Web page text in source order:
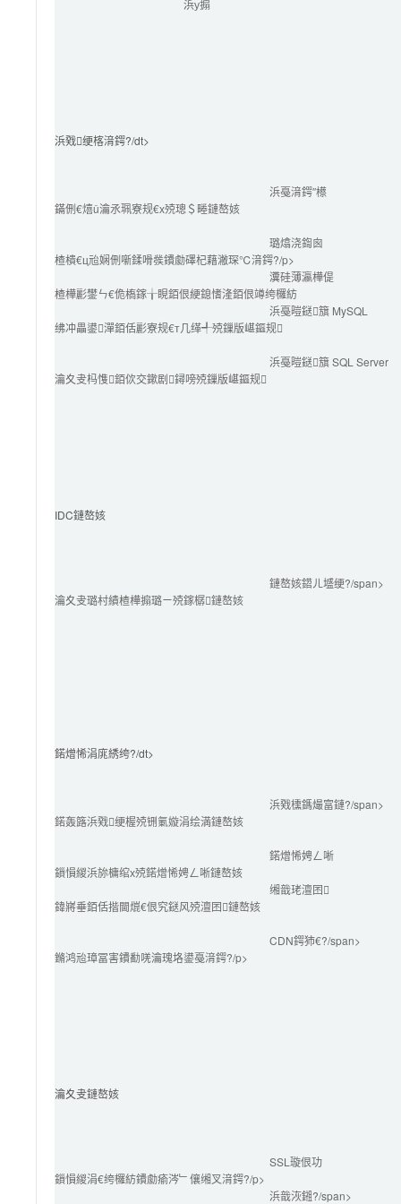
浜у搧
浜戣绠楁湇鍔?/dt>
浜戞湇鍔″櫒
鏋侀€熺ǔ瀹氶珮寮规€х殑璁＄畻鏈嶅姟
璐熻浇鍧囪
楂樻€ц兘娴侀噺鍒嗗彂鐨勮礋杞藉潎琛℃湇鍔?/p>
瀵硅薄瀛樺偍
楂樺彲鐢ㄣ€佹槗鎵╁睍銆佷綆鎴愭湰銆佷竴绔欏紡
浜戞暟鎹簱 MySQL
绋冲畾鍙潬銆佸彲寮规€т几缂╃殑鏁版嵁鏂规
浜戞暟鎹簱 SQL Server
瀹夊叏杩愯銆佽交鏉剧鐞嗙殑鏁版嵁鏂规
IDC鏈嶅姟
鏈嶅姟鍣ㄦ墭绠?/span>
瀹夊叏璐村績楂樺搧璐ㄧ殑鎵樼鏈嶅姟
鍩熷悕涓庣綉绔?/dt>
浜戣櫄鎷熶富鏈?/span>
鍩轰簬浜戣绠楃殑铏氭嫙涓绘満鏈嶅姟
鍩熷悕娉ㄥ唽
鎻愪緵浜旀槦绾х殑鍩熷悕娉ㄥ唽鏈嶅姟
缃戠珯澶囨
鍏嶈垂銆佸揩閫熴€佷究鎹风殑澶囨鏈嶅姟
CDN鍔犻€?/span>
鏅鸿兘璋冨害鐨勫唴瀹瑰垎鍙戞湇鍔?/p>
瀹夊叏鏈嶅姟
SSL璇佷功
鎻愪緵涓€绔欏紡鐨勮瘉涔﹂儴缃叉湇鍔?/p>
浜戠洃鎺?/span>